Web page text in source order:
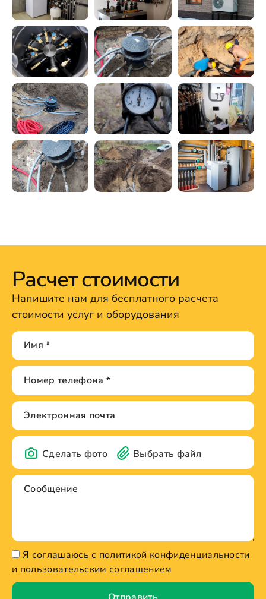
Расчет стоимости
Напишите нам для бесплатного расчета
стоимости услуг и оборудования
Сделать фото Выбрать файл
Я соглашаюсь с политикой конфиденциальности
и пользовательским соглашением